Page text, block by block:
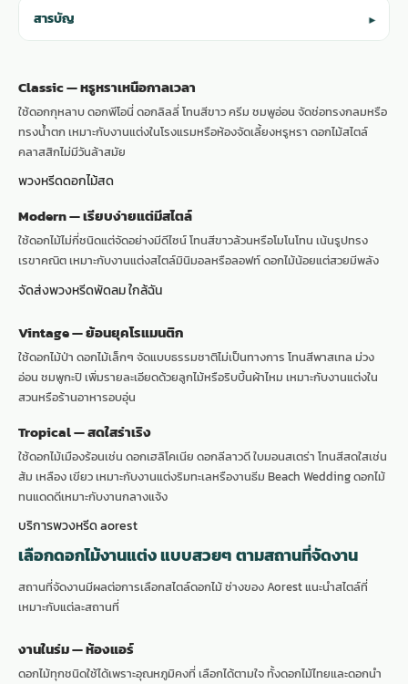
สารบัญ ▾
Classic — หรูหราเหนือกาลเวลา
ใช้ดอกกุหลาบ ดอกพีโอนี่ ดอกลิลลี่ โทนสีขาว ครีม ชมพูอ่อน จัดช่อทรงกลมหรือ
ทรงน้ำตก เหมาะกับงานแต่งในโรงแรมหรือห้องจัดเลี้ยงหรูหรา ดอกไม้สไตล์
คลาสสิกไม่มีวันล้าสมัย
พวงหรีดดอกไม้สด
Modern — เรียบง่ายแต่มีสไตล์
ใช้ดอกไม้ไม่กี่ชนิดแต่จัดอย่างมีดีไซน์ โทนสีขาวล้วนหรือโมโนโทน เน้นรูปทรง
เรขาคณิต เหมาะกับงานแต่งสไตล์มินิมอลหรือลอฟท์ ดอกไม้น้อยแต่สวยมีพลัง
จัดส่งพวงหรีดพัดลม ใกล้ฉัน
Vintage — ย้อนยุคโรแมนติก
ใช้ดอกไม้ป่า ดอกไม้เล็กๆ จัดแบบธรรมชาติไม่เป็นทางการ โทนสีพาสเทล ม่วง
อ่อน ชมพูกะปิ เพิ่มรายละเอียดด้วยลูกไม้หรือริบบิ้นผ้าไหม เหมาะกับงานแต่งใน
สวนหรือร้านอาหารอบอุ่น
Tropical — สดใสร่าเริง
ใช้ดอกไม้เมืองร้อนเช่น ดอกเฮลิโคเนีย ดอกลีลาวดี ใบมอนสเตร่า โทนสีสดใสเช่น
ส้ม เหลือง เขียว เหมาะกับงานแต่งริมทะเลหรืองานธีม Beach Wedding ดอกไม้
ทนแดดดีเหมาะกับงานกลางแจ้ง
บริการพวงหรีด aorest
เลือกดอกไม้งานแต่ง แบบสวยๆ ตามสถานที่จัดงาน
สถานที่จัดงานมีผลต่อการเลือกสไตล์ดอกไม้ ช่างของ Aorest แนะนำสไตล์ที่
เหมาะกับแต่ละสถานที่
งานในร่ม — ห้องแอร์
ดอกไม้ทุกชนิดใช้ได้เพราะอุณหภูมิคงที่ เลือกได้ตามใจ ทั้งดอกไม้ไทยและดอกนำ